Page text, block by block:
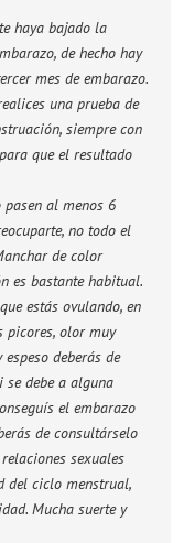
haya bajado la
de hecho hay
mes de embarazo.
una prueba de
siempre con
que el resultado
al menos 6
no todo el
de color
es bastante habitual.
estás ovulando, en
picores, olor muy
deberás de
debe a alguna
el embarazo
de consultárselo
sexuales
del ciclo menstrual,
Mucha suerte y